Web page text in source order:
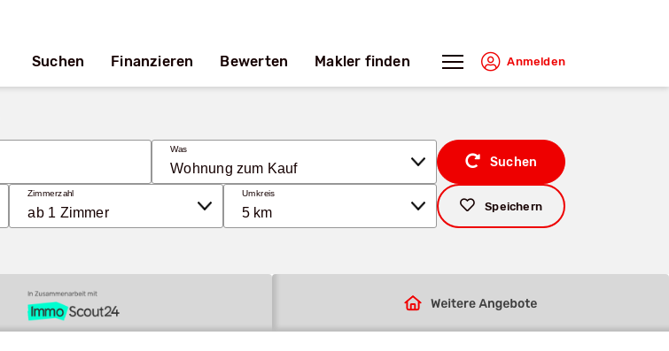
Suchen Finanzieren Bewerten Makler finden Anmelden
Was
Zimmerzahl Umkreis
Suchen
Speichern